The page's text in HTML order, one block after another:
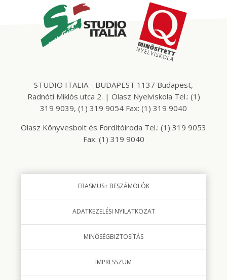
STUDIO ITALIA - BUDAPEST 1137 Budapest,
Radnóti Miklós utca 2. | Olasz Nyelviskola Tel.: (1)
319 9039, (1) 319 9054 Fax: (1) 319 9040
Olasz Könyvesbolt és Fordítóiroda Tel.: (1) 319 9053
Fax: (1) 319 9040
ERASMUS+ BESZÁMOLÓK
ADATKEZELÉSI NYILATKOZAT
MINŐSÉGBIZTOSÍTÁS
IMPRESSZUM